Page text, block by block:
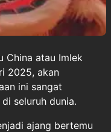
China atau Imlek
2025, akan
ini sangat
seluruh dunia.
ajang bertemu